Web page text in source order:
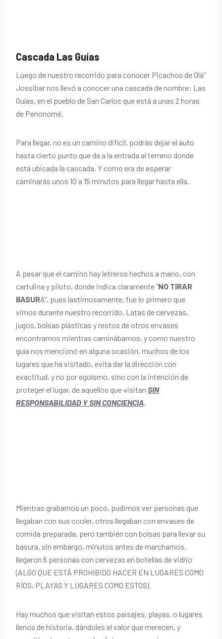
Cascada Las Guías
Luego de nuestro recorrido para conocer Picachos de Olá”
Jossibar nos llevó a conocer una cascada de nombre: Las
Guías, en el pueblo de San Carlos que está a unas 2 horas
de Penonomé.
Para llegar, no es un camino difícil, podrás dejar el auto
hasta cierto punto que da a la entrada al terreno donde
está ubicada la cascada. Y como era de esperar
caminarás unos 10 a 15 minutos para llegar hasta ella.
A pesar que el camino hay letreros hechos a mano, con
cartulina y piloto, donde indica claramente “NO TIRAR
BASURA”, pues lastimosamente, fue lo primero que
vimos durante nuestro recorrido. Latas de cervezas,
jugos, bolsas plásticas y restos de otros envases
encontramos mientras caminábamos, y como nuestro
guía nos mencionó en alguna ocasión, muchos de los
lugares que ha visitado, evita dar la dirección con
exactitud, y no por egoísmo, sino con la intención de
proteger el lugar, de aquellos que visitan SIN
RESPONSABILIDAD Y SIN CONCIENCIA.
Mientras grabamos un poco, pudimos ver personas que
llegaban con sus cooler, otros llegaban con envases de
comida preparada, pero también con bolsas para llevar su
basura, sin embargo, minutos antes de marcharnos,
llegaron 6 personas con cervezas en botellas de vidrio
(ALGO QUE ESTÁ PROHIBIDO HACER EN LUGARES COMO
RÍOS, PLAYAS Y LUGARES COMO ESTOS).
Hay muchos que visitan estos paisajes, playas, o lugares
llenos de historia, dándoles el valor que merecen, y